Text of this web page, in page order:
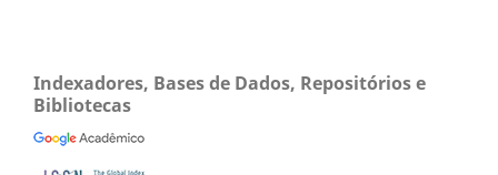
Indexadores, Bases de Dados, Repositórios e
Bibliotecas